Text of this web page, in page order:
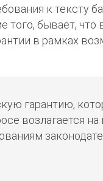
к тексту
того, бывает, что
в рамках
гарантию,
возлагается